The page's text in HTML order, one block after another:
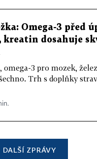
Omega-3 před
kreatin dosahuje
omega-3 pro mozek,
Trh s doplňky
DALŠÍ ZPRÁVY